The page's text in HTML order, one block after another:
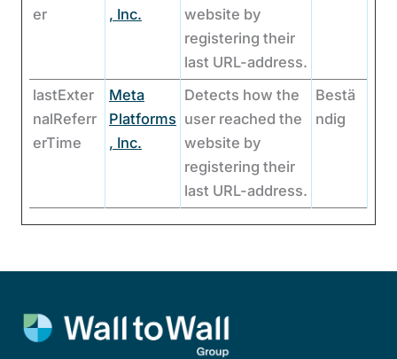
er
, Inc.
website by
registering their
last URL-address.
lastExter
nalReferr
erTime
Meta
Platforms
, Inc.
Detects how the
user reached the
website by
registering their
last URL-address.
Bestä
ndig